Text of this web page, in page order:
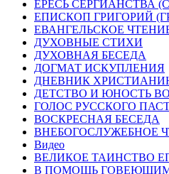
ЕРЕСЬ СЕРГИАНСТВА
ЕПИСКОП ГРИГОРИЙ
ЕВАНГЕЛЬСКОЕ
ДУХОВНЫЕ СТИХИ
ДУХОВНАЯ БЕСЕДА
ДОГМАТ ИСКУПЛЕНИЯ
ДНЕВНИК
ДЕТСТВО И ЮНОСТЬ
ГОЛОС РУССКОГО
ВОСКРЕСНАЯ БЕСЕДА
ВНЕБОГОСЛУЖЕБНОЕ
Видео
ВЕЛИКОЕ ТАИНСТВО
В ПОМОЩЬ